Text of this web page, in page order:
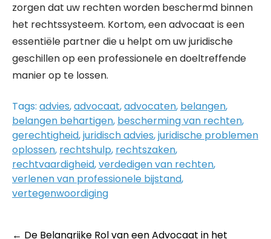
zorgen dat uw rechten worden beschermd binnen
het rechtssysteem. Kortom, een advocaat is een
essentiële partner die u helpt om uw juridische
geschillen op een professionele en doeltreffende
manier op te lossen.
Tags: advies,advocaat,advocaten, belangen,
belangen behartigen, bescherming van rechten,
gerechtigheid,juridisch advies,juridische problemen
oplossen, rechtshulp, rechtszaken,
rechtvaardigheid,verdedigen van rechten,
verlenen van professionele bijstand,
vertegenwoordiging
← De Belangrijke Rol van een Advocaat in het